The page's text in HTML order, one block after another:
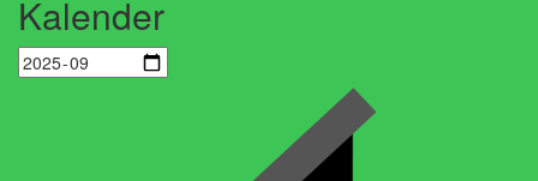
Kalender